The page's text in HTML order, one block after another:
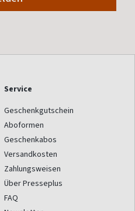
Service
Geschenkgutschein
Aboformen
Geschenkabos
Versandkosten
Zahlungsweisen
Über Presseplus
FAQ